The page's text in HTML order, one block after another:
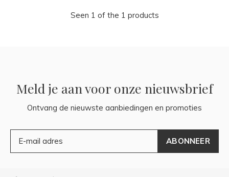
Seen 1 of the 1 products
Meld je aan voor onze nieuwsbrief
Ontvang de nieuwste aanbiedingen en promoties
ABONNEER